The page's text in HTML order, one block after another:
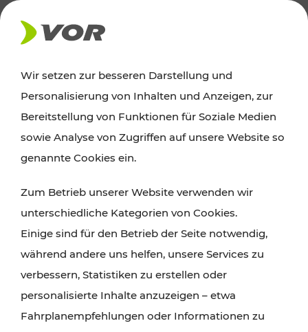
AKTUELLES
Ausflugstipps
Wien, Niederösterreich und das Burgenland
Wanderungen, Kultur und Gastronomie,
Radtouren oder purer Naturgenuss – viele
Attraktionen sind mit den Ticket- und Fahrplan-
Angeboten des VOR gut und schnell erreichbar.
Wir setzen zur besseren Darstellung und
Personalisierung von Inhalten und Anzeigen, zur
Bereitstellung von Funktionen für Soziale Medien
sowie Analyse von Zugriffen auf unsere Website so
genannte Cookies ein.
Zum Betrieb unserer Website verwenden wir
unterschiedliche Kategorien von Cookies.
Einige sind für den Betrieb der Seite notwendig,
während andere uns helfen, unsere Services zu
verbessern, Statistiken zu erstellen oder
personalisierte Inhalte anzuzeigen – etwa
Fahrplanempfehlungen oder Informationen zu